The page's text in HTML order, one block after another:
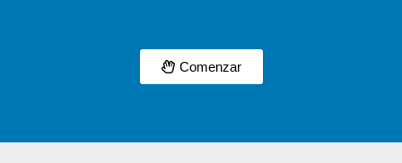
Comenzar